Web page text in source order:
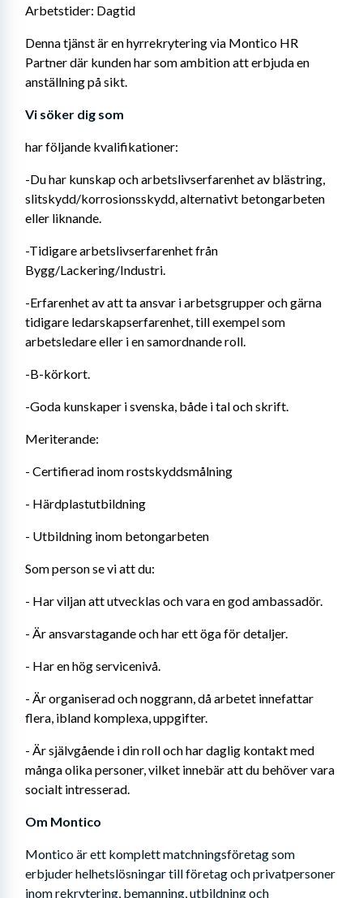
Arbetstider: Dagtid
Denna tjänst är en hyrrekrytering via Montico HR
Partner där kunden har som ambition att erbjuda en
anställning på sikt.
Vi söker dig som
har följande kvalifikationer:
-Du har kunskap och arbetslivserfarenhet av blästring,
slitskydd/korrosionsskydd, alternativt betongarbeten
eller liknande.
-Tidigare arbetslivserfarenhet från
Bygg/Lackering/Industri.
-Erfarenhet av att ta ansvar i arbetsgrupper och gärna
tidigare ledarskapserfarenhet, till exempel som
arbetsledare eller i en samordnande roll.
-B-körkort.
-Goda kunskaper i svenska, både i tal och skrift.
Meriterande:
- Certifierad inom rostskyddsmålning
- Härdplastutbildning
- Utbildning inom betongarbeten
Som person se vi att du:
- Har viljan att utvecklas och vara en god ambassadör.
- Är ansvarstagande och har ett öga för detaljer.
- Har en hög servicenivå.
- Är organiserad och noggrann, då arbetet innefattar
flera, ibland komplexa, uppgifter.
- Är självgående i din roll och har daglig kontakt med
många olika personer, vilket innebär att du behöver vara
socialt intresserad.
Om Montico
Montico är ett komplett matchningsföretag som
erbjuder helhetslösningar till företag och privatpersoner
inom rekrytering, bemanning, utbildning och